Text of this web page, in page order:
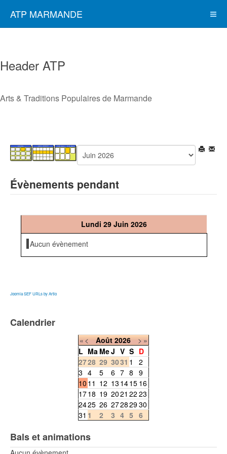
ATP MARMANDE
Header ATP
Arts & Traditions Populaires de Marmande
Évènements pendant
Lundi 29 Juin 2026
Aucun évènement
Joomla SEF URLs by Artio
Calendrier
«< Août 2026 >»
L Ma MeJ V S D
2728 29 3031 1
2
3 4 5 6 7 8 9
10 11 12 13 1415 16
1718 19 2021 22 23
2425 26 27282930
31 1 2 3 4 5 6
Bals et animations